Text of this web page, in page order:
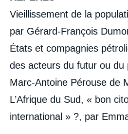
Vieillissement de la
par Gérard-François
États et compagnies
des acteurs du futur ou du
Marc-Antoine Pérouse de
L’Afrique du Sud, « bon
international » ?, par